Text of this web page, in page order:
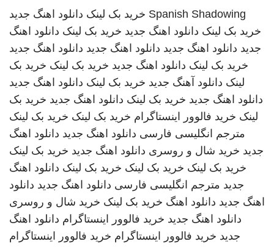
Spanish Shadowing خرید بک لینک دانلود اهنگ جدید
خرید بک لینک دانلود اهنگ جدید خرید بک لینک دانلود اهنگ
جدید دانلود اهنگ جدید دانلود اهنگ جدید دانلود اهنگ جدید
خرید بک لینک دانلود اهنگ جدید خرید بک لینک خرید بک
لینک دانلود آهنگ جدید خرید بک لینک دانلود اهنگ جدید
دانلود اهنگ جدید خرید بک لینک دانلود اهنگ جدید خرید بک
لینک خرید فالوور اینستاگرام خرید بک لینک خرید بک لینک
مترجم انگلیسی فارسی دانلود اهنگ جدید دانلود اهنگ
جدید خرید شال و روسری دانلود اهنگ جدید خرید بک لینک
خرید بک لینک خرید بک لینک خرید بک لینک دانلود اهنگ
جدید مترجم انگلیسی فارسی دانلود اهنگ جدید دانلود
اهنگ جدید دانلود اهنگ خرید بک لینک خرید شال و روسری
دانلود اهنگ جدید خرید فالوور اینستاگرام دانلود اهنگ
جدید خرید فالوور اینستاگرام خرید فالوور اینستاگرام